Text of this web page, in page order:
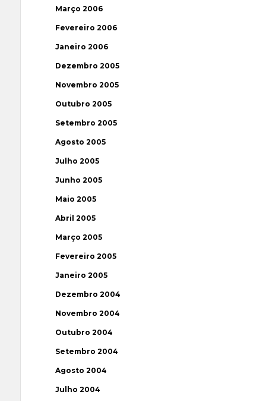
Março 2006
Fevereiro 2006
Janeiro 2006
Dezembro 2005
Novembro 2005
Outubro 2005
Setembro 2005
Agosto 2005
Julho 2005
Junho 2005
Maio 2005
Abril 2005
Março 2005
Fevereiro 2005
Janeiro 2005
Dezembro 2004
Novembro 2004
Outubro 2004
Setembro 2004
Agosto 2004
Julho 2004